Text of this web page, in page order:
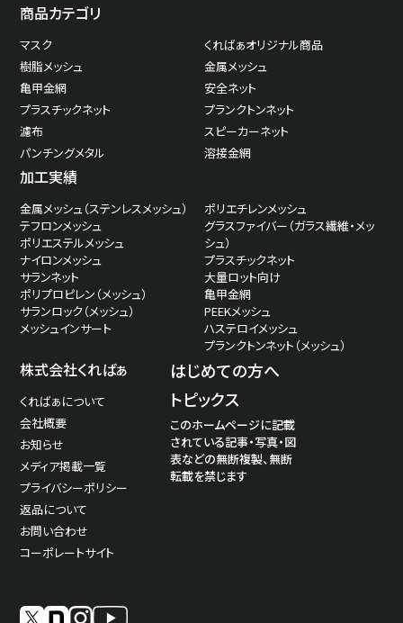
商品カテゴリ
マスク
くればぁオリジナル商品
樹脂メッシュ
金属メッシュ
亀甲金網
安全ネット
プラスチックネット
プランクトンネット
濾布
スピーカーネット
パンチングメタル
溶接金網
加工実績
金属メッシュ（ステンレスメッシュ）
テフロンメッシュ
ポリエステルメッシュ
ナイロンメッシュ
サランネット
ポリプロピレン（メッシュ）
サランロック（メッシュ）
メッシュインサート
ポリエチレンメッシュ
グラスファイバー（ガラス繊維・メッ
シュ）
プラスチックネット
大量ロット向け
亀甲金網
PEEKメッシュ
ハステロイメッシュ
プランクトンネット（メッシュ）
株式会社くればぁ
くればぁについて
会社概要
お知らせ
メディア掲載一覧
プライバシーポリシー
返品について
お問い合わせ
コーポレートサイト
はじめての方へ
トピックス
このホームページに記載
されている記事・写真・図
表などの無断複製、無断
転載を禁じます